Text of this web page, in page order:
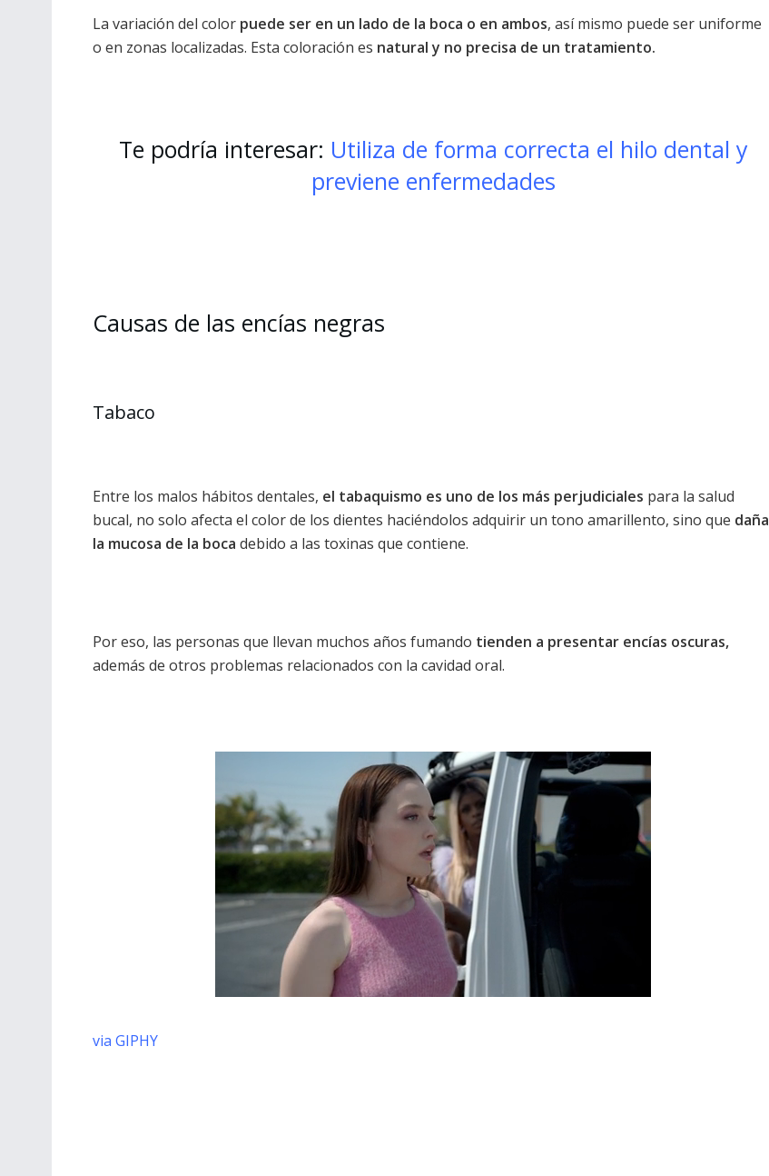
La variación del color puede ser en un lado de la boca o en ambos, así mismo puede ser uniforme
o en zonas localizadas. Esta coloración es natural y no precisa de un tratamiento.
Te podría interesar: Utiliza de forma correcta el hilo dental y
previene enfermedades
Causas de las encías negras
Tabaco
Entre los malos hábitos dentales, el tabaquismo es uno de los más perjudiciales para la salud
bucal, no solo afecta el color de los dientes haciéndolos adquirir un tono amarillento, sino que daña
la mucosa de la boca debido a las toxinas que contiene.
Por eso, las personas que llevan muchos años fumando tienden a presentar encías oscuras,
además de otros problemas relacionados con la cavidad oral.
via GIPHY